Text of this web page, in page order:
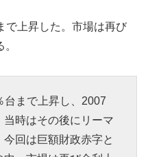
で上昇した。市場は再び
台まで上昇し、2007
時はその後にリーマ
回は巨額財政赤字と